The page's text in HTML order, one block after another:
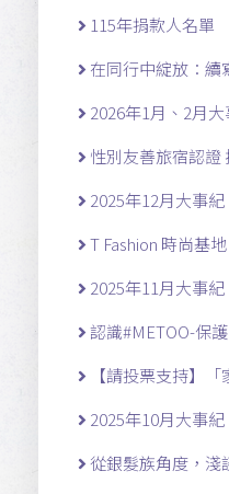
115年捐款人名單
在同行中綻放：續
2026年1月、2月
性別友善旅宿認證
2025年12月大事紀
T Fashion 時尚基
2025年11月大事紀
認識#METOO-保
【請投票支持】
2025年10月大事紀
從銀髮族角度，淺